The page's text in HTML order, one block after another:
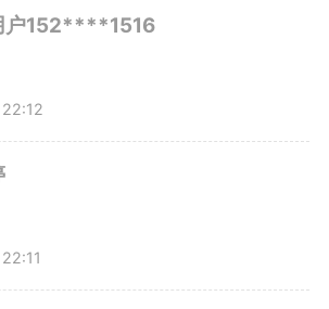
行则将至。把长远
个个能实现的目标，
，期望终会实
。
户152****1516